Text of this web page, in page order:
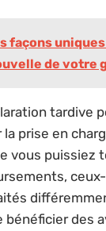
façons
de votre
tardive
prise en
vous puissiez
bénéficier des